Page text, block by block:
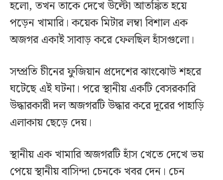
হলো, তখন তাকে দেখে উল্টো আতঙ্কিত হয়ে
পড়েন খামারি। কয়েক মিটার লম্বা বিশাল এক
অজগর একাই সাবাড় করে ফেলছিল হাঁসগুলো।
সম্প্রতি চীনের ফুজিয়ান প্রদেশের ঝাংঝোউ শহরে
ঘটেছে এই ঘটনা। পরে স্থানীয় একটি বেসরকারি
উদ্ধারকারী দল অজগরটি উদ্ধার করে দূরের পাহাড়ি
এলাকায় ছেড়ে দেয়।
স্থানীয় এক খামারি অজগরটি হাঁস খেতে দেখে ভয়
পেয়ে স্থানীয় বাসিন্দা চেনকে খবর দেন। চেন